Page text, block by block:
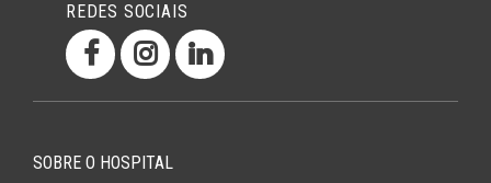
REDES SOCIAIS
SOBRE O HOSPITAL